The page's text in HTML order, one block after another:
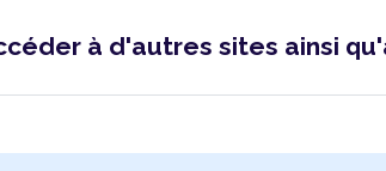
à d'autres sites ainsi